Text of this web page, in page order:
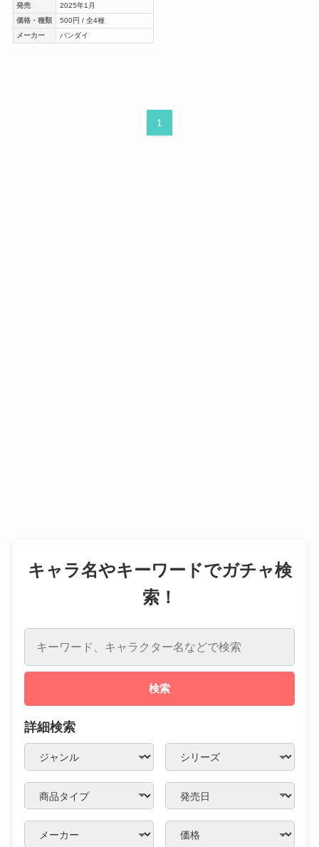
発売
2025年1月
価格・種類
500円 / 全4種
メーカー
バンダイ
1
キャラ名やキーワードでガチャ検
索！
検索
詳細検索